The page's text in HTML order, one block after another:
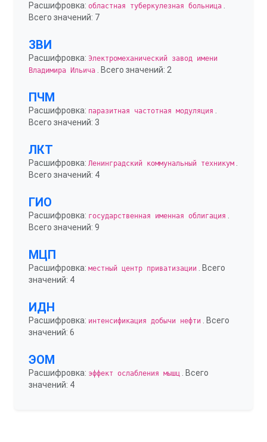
Расшифровка: областная туберкулезная больница
Всего значений: 7
ЗВИ
Расшифровка: Электромеханический завод имени
Владимира Ильича . Всего значений: 2
ПЧМ
Расшифровка: паразитная частотная модуляция
Всего значений: 3
ЛКТ
Расшифровка: Ленинградский коммунальный техникум
Всего значений: 4
ГИО
Расшифровка: государственная именная облигация
Всего значений: 9
МЦП
Расшифровка: местный центр приватизации . Всего
значений: 4
ИДН
Расшифровка: интенсификация добычи нефти . Всего
значений: 6
ЭОМ
Расшифровка: эффект ослабления мышц . Всего
значений: 4